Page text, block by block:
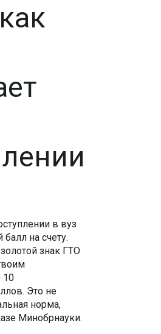
в вуз
на счету.
знак ГТО
10
Это не
норма,
Минобрнауки.